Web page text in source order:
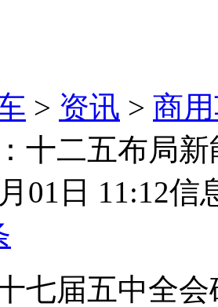
> 资讯 > 商
十二五布局
01日 11:12信
七届五中全